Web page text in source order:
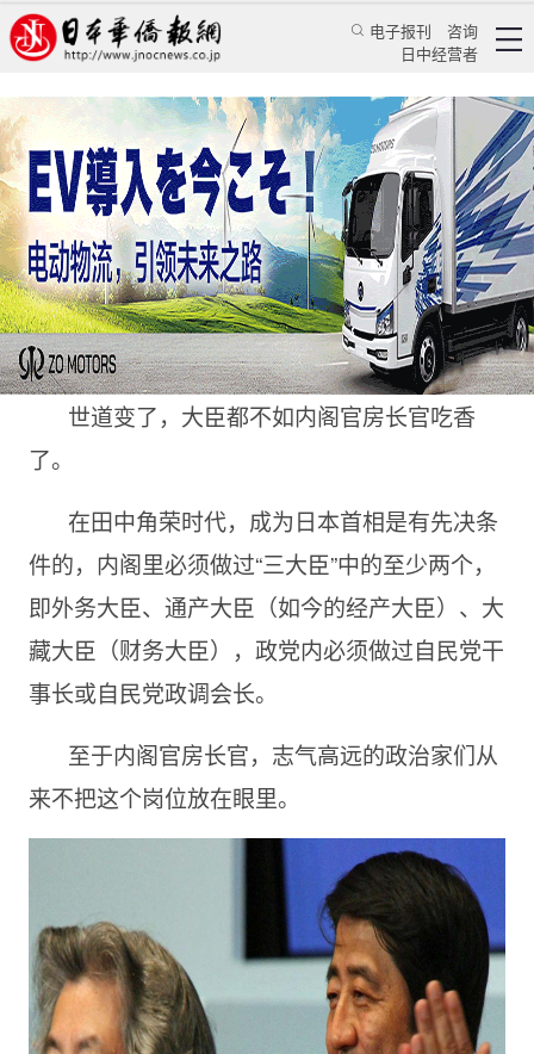
电子报刊
咨询
日中经营者
日本政史上一大变，做首相前得先做“长官”
蒋丰 日本新闻 政治焦点
日本新华侨报 2020/10/6 17:47:43
世道变了，大臣都不如内阁官房长官吃香
了。
在田中角荣时代，成为日本首相是有先决条
件的，内阁里必须做过“三大臣”中的至少两个，
即外务大臣、通产大臣（如今的经产大臣）、大
藏大臣（财务大臣），政党内必须做过自民党干
事长或自民党政调会长。
至于内阁官房长官，志气高远的政治家们从
来不把这个岗位放在眼里。